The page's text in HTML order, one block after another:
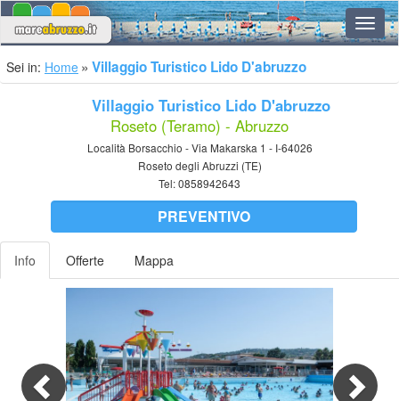
Sei in: Home Villaggio Turistico Lido D'abruzzo
Villaggio Turistico Lido D'abruzzo
Roseto (Teramo) - Abruzzo
Località Borsacchio - Via Makarska 1 - I-64026
Roseto degli Abruzzi (TE)
Tel:0858942643
PREVENTIVO
Info Offerte Mappa